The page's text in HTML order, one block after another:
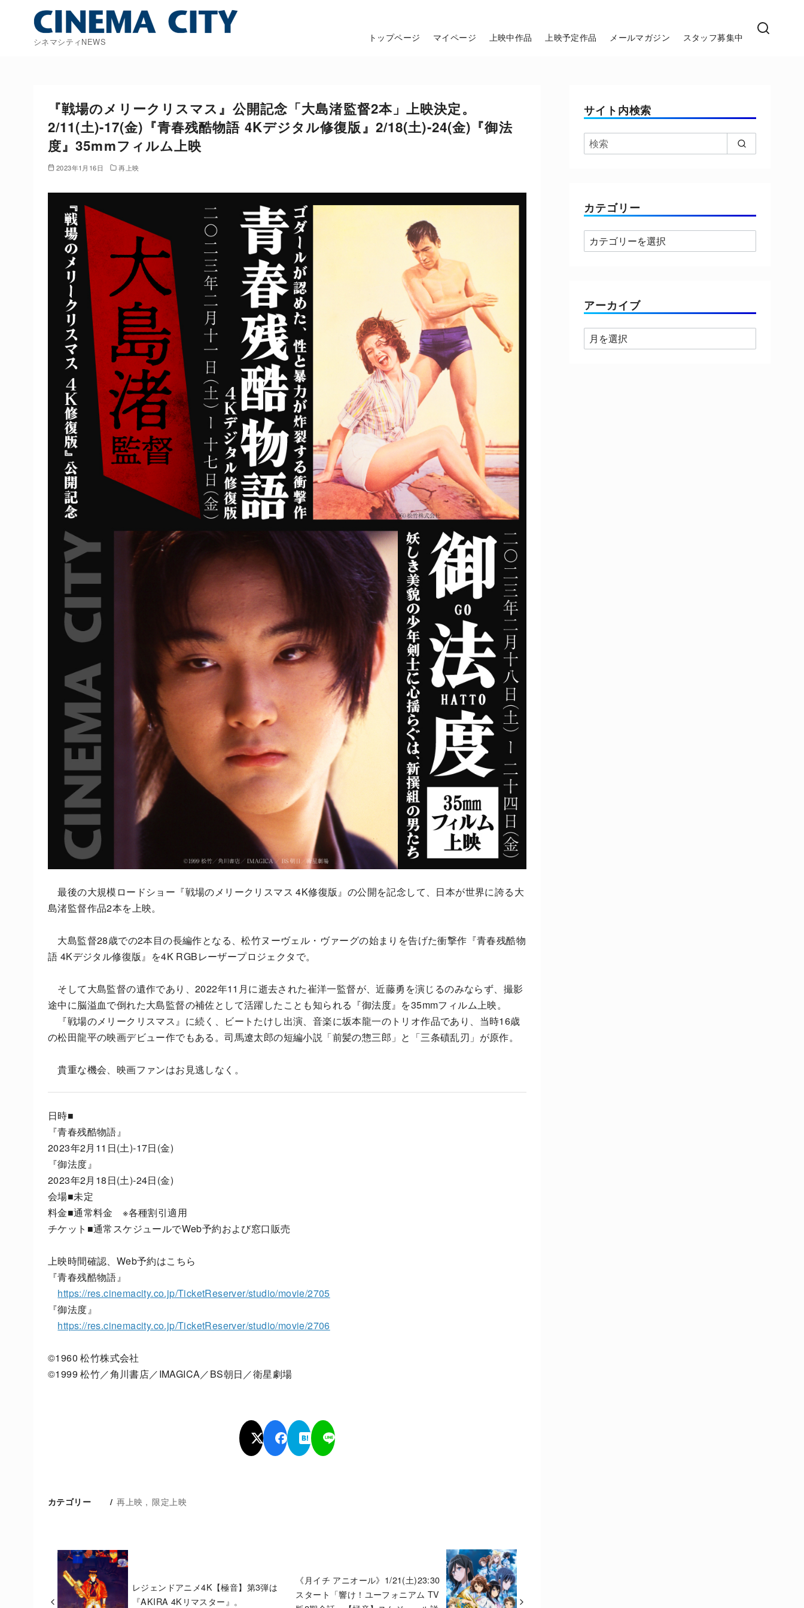
シネマシティNEWS トップページ マイページ 上映中作品 上映予定作品 メールマガジン スタッフ募集中
『戦場のメリークリスマス』公開記念「大島渚監督2本」上映決定。
2/11(土)-17(金)『青春残酷物語 4Kデジタル修復版』2/18(土)-24(金)『御法
度』35mmフィルム上映
2023年1月16日 再上映
最後の大規模ロードショー『戦場のメリークリスマス 4K修復版』の公開を記念して、日本が世界に誇る大
島渚監督作品2本を上映。
大島監督28歳での2本目の長編作となる、松竹ヌーヴェル・ヴァーグの始まりを告げた衝撃作『青春残酷物
語 4Kデジタル修復版』を4K RGBレーザープロジェクタで。
そして大島監督の遺作であり、2022年11月に逝去された崔洋一監督が、近藤勇を演じるのみならず、撮影
途中に脳溢血で倒れた大島監督の補佐として活躍したことも知られる『御法度』を35mmフィルム上映。
『戦場のメリークリスマス』に続く、ビートたけし出演、音楽に坂本龍一のトリオ作品であり、当時16歳
の松田龍平の映画デビュー作でもある。司馬遼太郎の短編小説「前髪の惣三郎」と「三条磧乱刃」が原作。
貴重な機会、映画ファンはお見逃しなく。
日時■
『青春残酷物語』
2023年2月11日(土)-17日(金)
『御法度』
2023年2月18日(土)-24日(金)
会場■未定
料金■通常料金 ※各種割引適用
チケット■通常スケジュールでWeb予約および窓口販売
上映時間確認、Web予約はこちら
『青春残酷物語』
https://res.cinemacity.co.jp/TicketReserver/studio/movie/2705
『御法度』
https://res.cinemacity.co.jp/TicketReserver/studio/movie/2706
©1960 松竹株式会社
©1999 松竹／角川書店／IMAGICA／BS朝日／衛星劇場
カテゴリー 再上映 限定上映
レジェンドアニメ4K【極音】第3弾は
『AKIRA 4Kリマスター』。
《月イチ アニオール》1/21(土)23:30
スタート「響け！ユーフォニアム TV
サイト内検索
カテゴリー
カ
テ
ー
アーカイブ
ア
ー